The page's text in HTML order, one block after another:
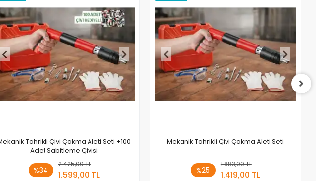
Tahrikli Çivi Çakma Aleti Seti +100
Adet Sabitleme Çivisi
%34
2.425,00 TL
1.599,00 TL
Sepete Ekle
Mekanik Tahrikli Çivi Çakma Aleti Seti
%25
1.883,00 TL
1.419,00 TL
Sepete Ekle